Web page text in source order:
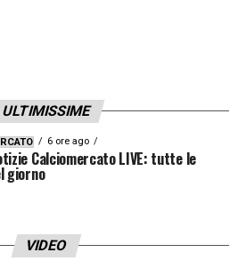
ULTIMISSIME
6 ore ago
Calciomercato LIVE: tutte le
giorno
VIDEO